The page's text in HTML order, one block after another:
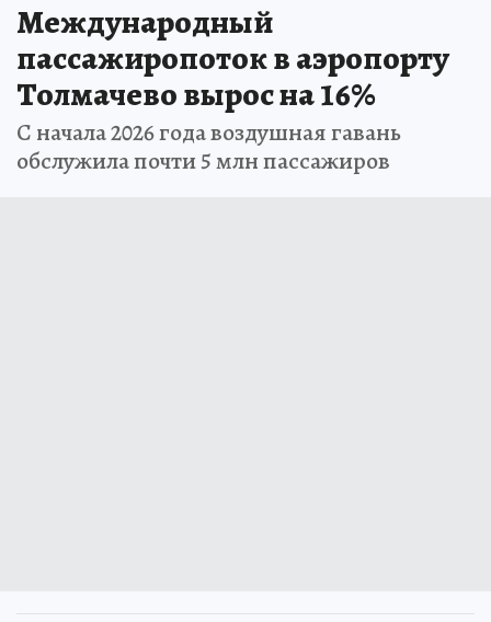
Международный
пассажиропоток в аэропорту
Толмачево вырос на 16%
С начала 2026 года воздушная гавань
обслужила почти 5 млн пассажиров